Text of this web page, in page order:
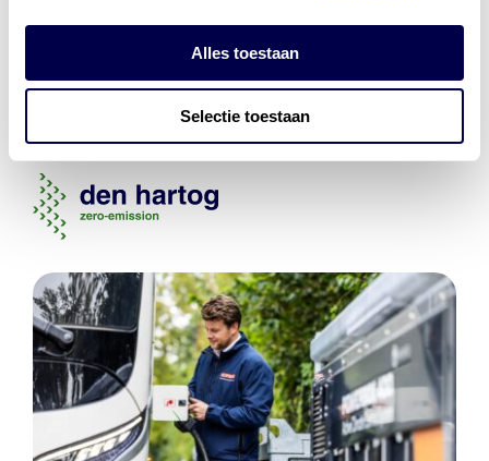
Alles toestaan
Selectie toestaan
Den Hartog Energies
bestaat uitvier divisies